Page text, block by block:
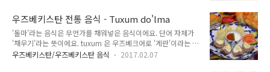
많이 먹었던 것 중 하나가 바로 솜사에요. 집에서 밥하기 귀찮으
니까 시장에서..
즈벡 빵인 논을 볼카이목에 찍어 먹고, 차를 마시는 식으로 먹는
다고 해요. 재료 카이목 (크림) 250g꿀 2 큰 스푼밀가루 찻잔 1
컵 1. 크림을 가장 낮은 온도로 데우면서, 천천히 꿀을 섞습니다.
2. 크림 속에 들어간 꿀을 잘 녹게 저어줍니다. 3. 꿀이 크림과 잘
섞여서 녹으면 불에서 내리고, 식힙니다. 이때 냉장고에 넣어서
우즈베키스탄 전통 음식 - Tuxum do'lma
'돌마'라는 음식은 무언가를 채워넣은 음식이에요. 단어 자체가
'채우기'라는 뜻이에요. tuxum 은 우즈베크어로 '계란'이라는 말
이에요. 그러므로 tuxum do'lma 는 계란을 채워넣은 음식이라
우즈베키스탄/우즈베키스탄 음식 2017.02.07